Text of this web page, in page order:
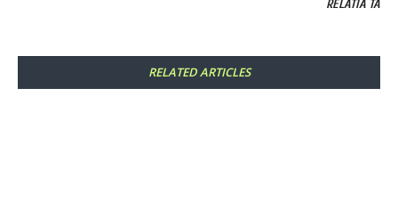
RELATIA TA
RELATED ARTICLES